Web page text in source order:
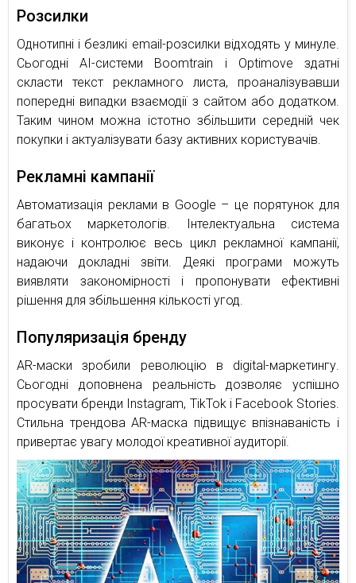
Розсилки
Однотипні і безликі email-розсилки відходять у минуле.
Сьогодні AI-системи Boomtrain і Optimove здатні
скласти текст рекламного листа, проаналізувавши
попередні випадки взаємодії з сайтом або додатком.
Таким чином можна істотно збільшити середній чек
покупки і актуалізувати базу активних користувачів.
Рекламні кампанії
Автоматизація реклами в Google – це порятунок для
багатьох маркетологів. Інтелектуальна система
виконує і контролює весь цикл рекламної кампанії,
надаючи докладні звіти. Деякі програми можуть
виявляти закономірності і пропонувати ефективні
рішення для збільшення кількості угод.
Популяризація бренду
AR-маски зробили революцію в digital-маркетингу.
Сьогодні доповнена реальність дозволяє успішно
просувати бренди Instagram, TikTok і Facebook Stories.
Стильна трендова AR-маска підвищує впізнаваність і
привертає увагу молодої креативної аудиторії.